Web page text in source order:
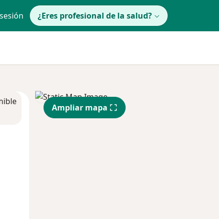
¿Eres profesional de la salud?
Ampliar mapa